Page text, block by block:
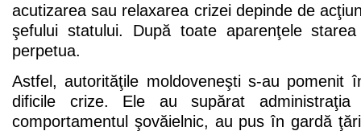
acutizarea sau relaxarea crizei depinde de
şefului statului. După toate aparenţele
perpetua.
Astfel, autorităţile moldoveneşti s-au pomenit
dificile crize. Ele au supărat
comportamentul şovăielnic, au pus în gardă